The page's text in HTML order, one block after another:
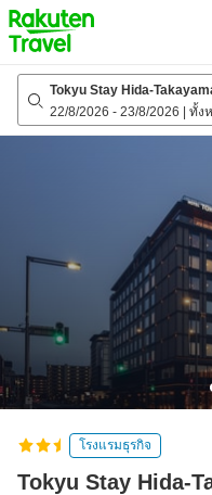
to
top
page
Tokyu Stay Hida-
22/8/2026 - 23/8/2026 ทั้ง
โรงแรมธุรกิจ
Tokyu Stay Hida-